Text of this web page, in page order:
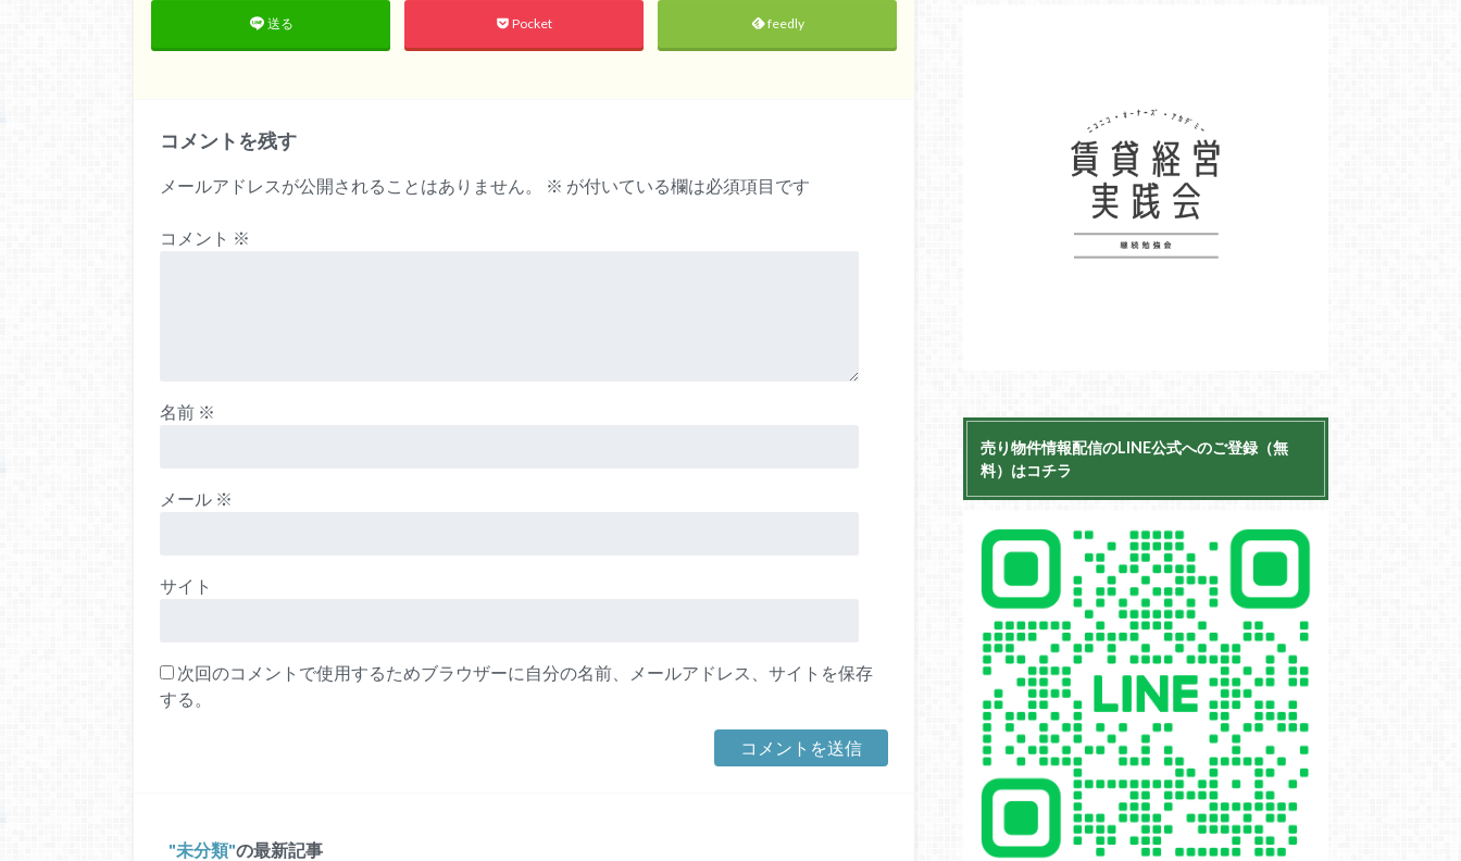
送る Pocket feedly
コメントを残す
メールアドレスが公開されることはありません。 ※ が付いている欄は必須項目です
コメント ※
名前 ※
メール ※
サイト
次回のコメントで使用するためブラウザーに自分の名前、メールアドレス、サイトを保存
する。
未分類 の最新記事
売り物件情報配信のLINE公式へのご登録（無
料）はコチラ